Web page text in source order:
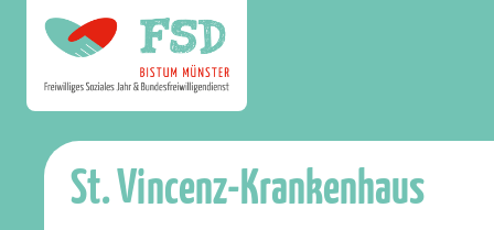
St. Vincenz-Krankenhaus